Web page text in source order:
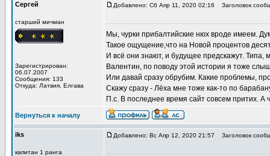
Сергей
старший мичман
Зарегистрирован:
06.07.2007
Сообщения: 133
Откуда: Латвия, Елгава
Добавлено: Сб Апр 11, 2020 02:16 Заголовок
Мы, чурки прибалтийские нюх вроде имеем.
Такое ощущение,что на Новой процентов
И всё они знают, и будущее предскажут.
Валентин, по поводу этой истории я тоже
Или давай сразу обрубим. Какие проблемы,
Скажу сразу - Лёха мне тоже как-то по
П.с. В последнее время сайт совсем притих.
Вернуться к началу
iks
капитан 1 ранга
Добавлено: Вс Апр 12, 2020 21:57 Заголовок